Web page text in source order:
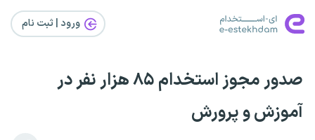
ورود | ثبت‌ نام
صدور مجوز استخدام ۸۵ هزار نفر در
آموزش و پرورش